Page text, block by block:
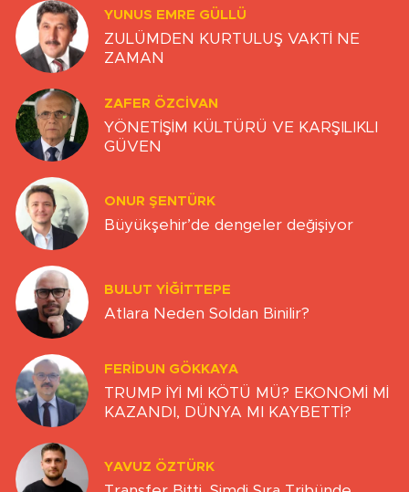
YUNUS EMRE GÜLLÜ
ZULÜMDEN KURTULUŞ VAKTİ NE
ZAMAN
ZAFER ÖZCIVAN
YÖNETİŞİM KÜLTÜRÜ VE KARŞILIKLI
GÜVEN
ONUR ŞENTÜRK
Büyükşehir’de dengeler değişiyor
BULUT YİĞİTTEPE
Atlara Neden Soldan Binilir?
FERIDUN GÖKKAYA
TRUMP İYİ Mİ KÖTÜ MÜ? EKONOMİ Mİ
KAZANDI, DÜNYA MI KAYBETTİ?
YAVUZ ÖZTÜRK